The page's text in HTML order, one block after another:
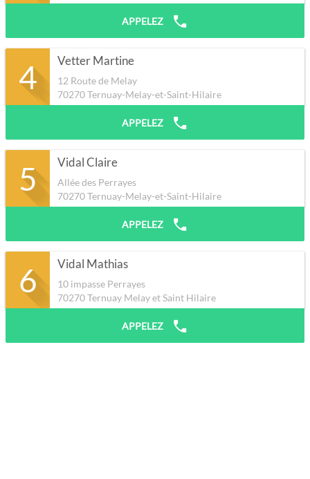
APPELEZ
4 Vetter Martine
12 Route de Melay
70270Ternuay-Melay-et-Saint-Hilaire
APPELEZ
5 Vidal Claire
Allée des Perrayes
70270Ternuay-Melay-et-Saint-Hilaire
APPELEZ
6 Vidal Mathias
10 impasse Perrayes
70270Ternuay Melay et Saint Hilaire
APPELEZ